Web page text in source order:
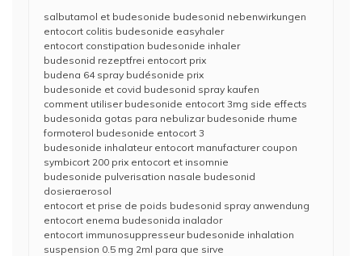
salbutamol et budesonide budesonid nebenwirkungen
entocort colitis budesonide easyhaler
entocort constipation budesonide inhaler
budesonid rezeptfrei entocort prix
budena 64 spray budésonide prix
budesonide et covid budesonid spray kaufen
comment utiliser budesonide entocort 3mg side effects
budesonida gotas para nebulizar budesonide rhume
formoterol budesonide entocort 3
budesonide inhalateur entocort manufacturer coupon
symbicort 200 prix entocort et insomnie
budesonide pulverisation nasale budesonid
dosieraerosol
entocort et prise de poids budesonid spray anwendung
entocort enema budesonida inalador
entocort immunosuppresseur budesonide inhalation
suspension 0.5 mg 2ml para que sirve